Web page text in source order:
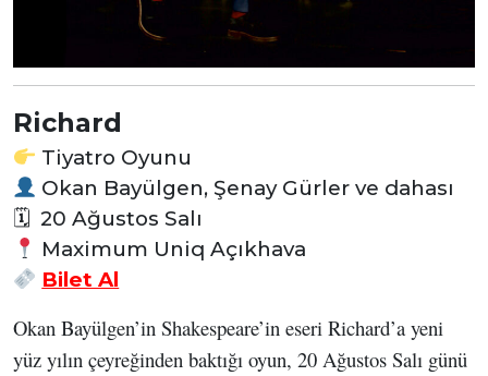
Richard
Tiyatro Oyunu
Okan Bayülgen, Şenay Gürler ve dahası
🗓 20 Ağustos Salı
Maximum Uniq Açıkhava
Bilet Al
Okan Bayülgen’in Shakespeare’in eseri Richard’a yeni
yüz yılın çeyreğinden baktığı oyun, 20 Ağustos Salı günü